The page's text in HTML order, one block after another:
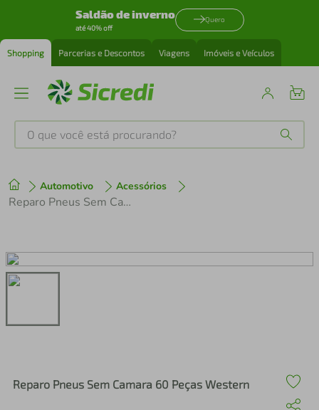
Saldão de inverno
até 40% off
Quero
Shopping Parcerias e Descontos Viagens Imóveis e Veículos
O que você está procurando?
Automotivo Acessórios
Reparo Pneus Sem Camara 60 Peças Western
Reparo Pneus Sem Camara 60 Peças Western
1º tenis